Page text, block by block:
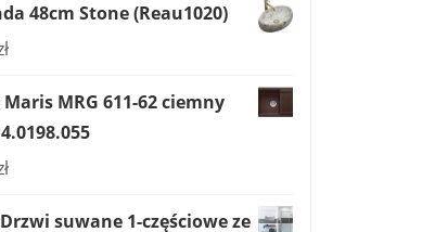
48cm Stone (Reau1020)
MRG 611-62 ciemny
suwane 1-częściowe ze